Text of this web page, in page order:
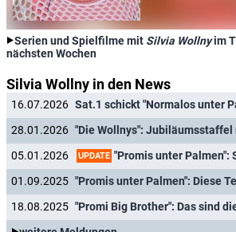
Serien und Spielfilme mit Silvia Wollnyim
nächsten Wochen
Silvia Wollny in den News
16.07.2026 Sat.1 schickt "Normalos unter
28.01.2026 "Die Wollnys": Jubiläumsstaffel
05.01.2026
UPDATE "Promis unter Palmen": Starttermin für vierte
01.09.2025
18.08.2025